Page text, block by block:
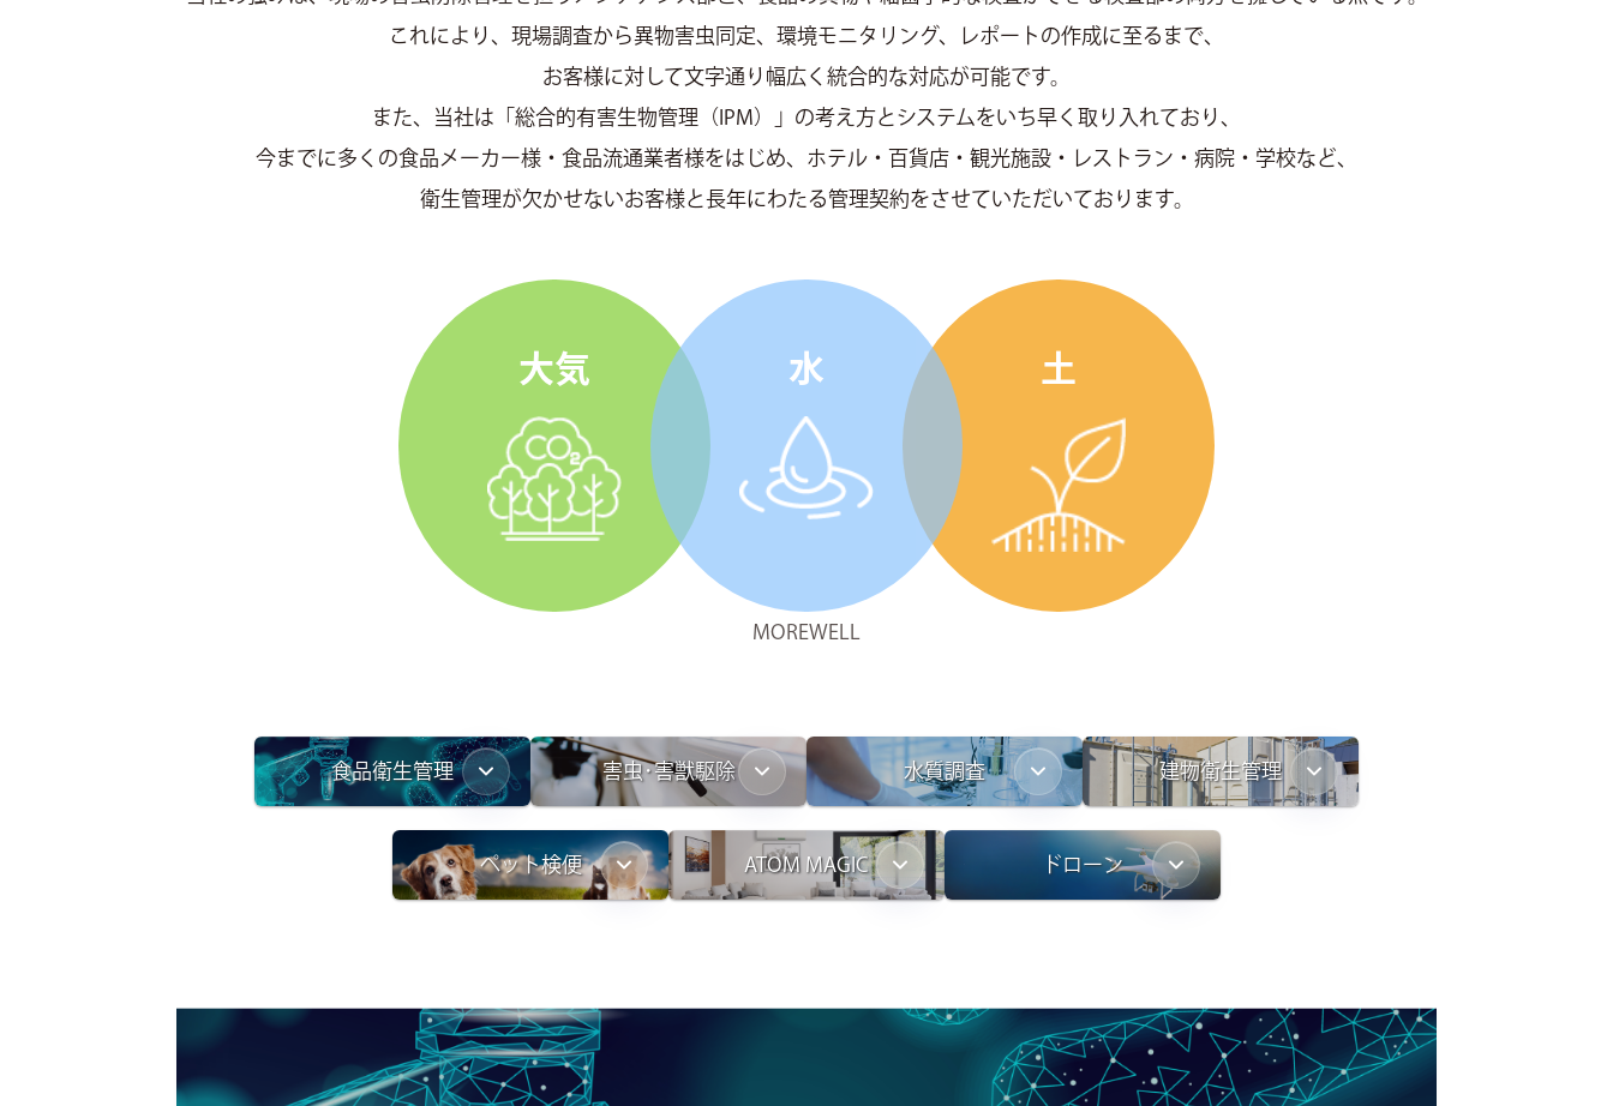
これにより、現場調査から異物害虫同定、環境モニタリング、レポートの作成に至るまで、
お客様に対して文字通り幅広く統合的な対応が可能です。
また、当社は「総合的有害生物管理（IPM）」の考え方とシステムをいち早く取り入れており、
今までに多くの食品メーカー様・食品流通業者様をはじめ、ホテル・百貨店・観光施設・レストラン・病院・学校など、
衛生管理が欠かせないお客様と長年にわたる管理契約をさせていただいております。
大気 水 土
MOREWELL
食品衛生管理 害虫･害獣駆除 水質調査 建物衛生管理
ペット検便 ATOM MAGIC ドローン